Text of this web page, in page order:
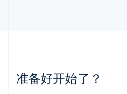
准备好开始了？
挪威